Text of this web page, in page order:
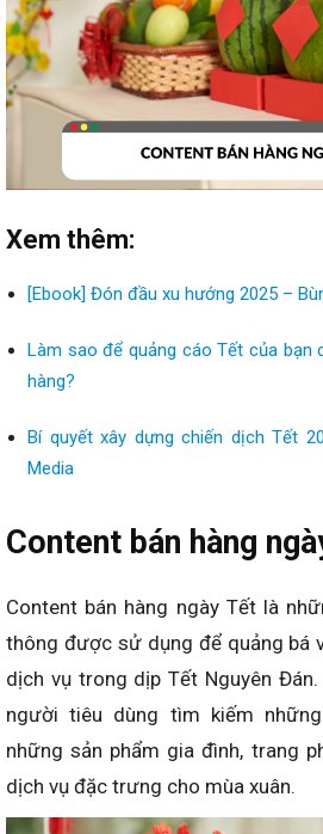
Xem thêm:
[Ebook] Đón đầu xu hướng 2025 –
Làm sao để quảng cáo Tết của bạn
hàng?
Bí quyết xây dựng chiến dịch Tết
Media
Content bán hàng
Content bán hàng ngày Tết là
thông được sử dụng để quảng bá
dịch vụ trong dịp Tết Nguyên
người tiêu dùng tìm kiếm
những sản phẩm gia đình, trang
dịch vụ đặc trưng cho mùa xuân.